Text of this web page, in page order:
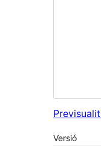
Versió